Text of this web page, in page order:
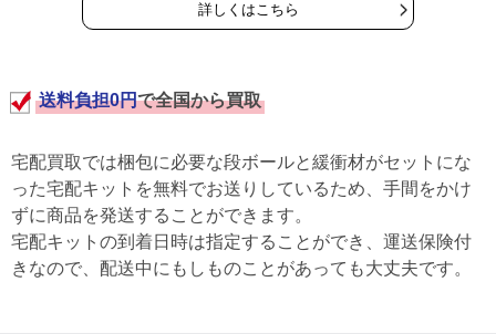
詳しくはこちら
送料負担0円で全国から買取
宅配買取では梱包に必要な段ボールと緩衝材がセットにな
った宅配キットを無料でお送りしているため、手間をかけ
ずに商品を発送することができます。
宅配キットの到着日時は指定することができ、運送保険付
きなので、配送中にもしものことがあっても大丈夫です。